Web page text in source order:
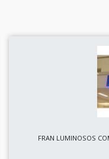
FRAN LUMINOSOS